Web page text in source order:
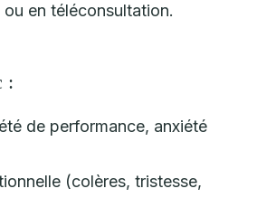
en téléconsultation.
:
de performance, anxiété
(colères, tristesse,